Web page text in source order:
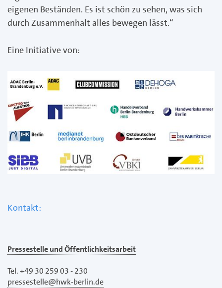
eigenen Beständen. Es ist schön zu sehen, was sich
durch Zusammenhalt alles bewegen lässt.“
Eine Initiative von:
Kontakt:
Pressestelle und Öffentlichkeitsarbeit
Tel. +49 30 259 03 - 230
pressestelle@hwk-berlin.de